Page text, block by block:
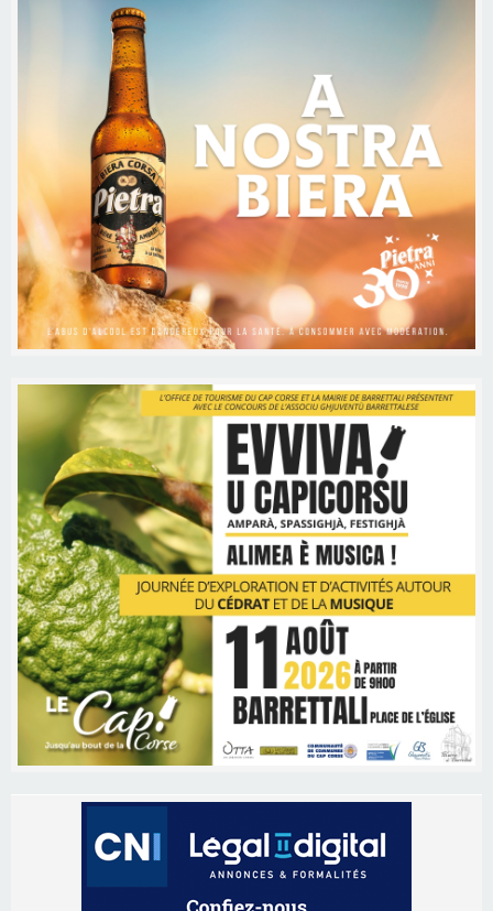
Les brèves